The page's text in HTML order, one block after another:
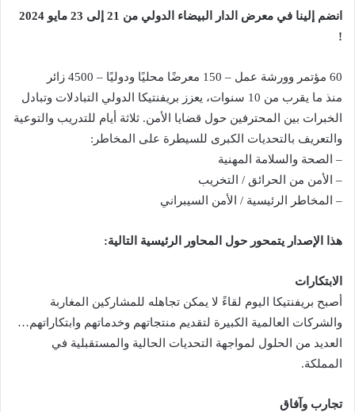
انضم إلينا في معرض الدار البيضاء الدولي من 21 إلى 23 مايو 2024
!
60 مؤتمر وورشة عمل – 150 معرضًا محليًا ودوليًا – 4500 زائر
منذ ما يقرب من 10 سنوات، يعزز بريفنتيكا الدولي التبادلات وتبادل
الخبرات بين المحترفين حول قضايا الأمن. ثلاثة أيام للتدريب والتوعية
والتعريف بالتحديات الكبرى للسيطرة على المخاطر:
– الصحة والسلامة المهنية
– الأمن من الحرائق / التخريب
– المخاطر الرئيسية / الأمن السيبراني
هذا الإصدار يتمحور حول المحاور الرئيسية التالية:
الابتكارات
أصبح بريفنتيكا اليوم لقاءً لا يمكن تجاهله للمشاركين المغاربة
والشركات العالمية الكبيرة لتقديم منتجاتهم وخدماتهم وابتكاراتهم…
العديد من الحلول لمواجهة التحديات الحالية والمستقبلية في
المملكة.
تجارب وآفاق